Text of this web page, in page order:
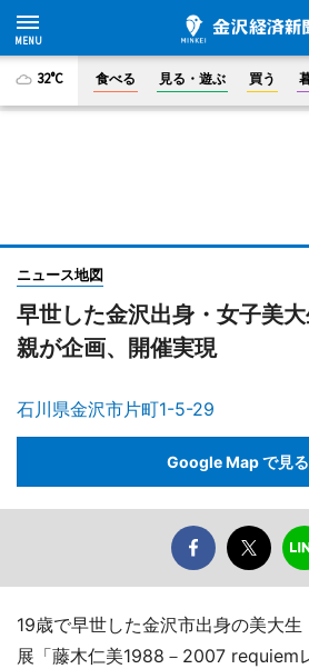
32°C 食べる 見る・遊ぶ 買う
ニュース地図
早世した金沢出身・女子美
親が企画、開催実現
石川県金沢市片町1-5-29
Google Map で見る
19歳で早世した金沢市出身の美大
展「藤木仁美1988－2007 requiem